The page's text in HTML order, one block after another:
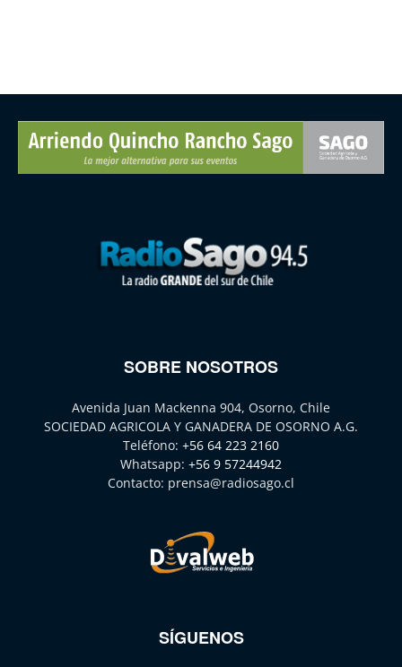
SOBRE NOSOTROS
Avenida Juan Mackenna 904, Osorno, Chile
SOCIEDAD AGRICOLA Y GANADERA DE OSORNO A.G.
Teléfono: +56 64 223 2160
Whatsapp: +56 9 57244942
Contacto: prensa@radiosago.cl
SÍGUENOS